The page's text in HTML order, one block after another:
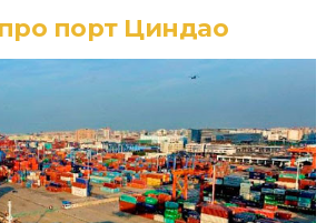
порт Циндао